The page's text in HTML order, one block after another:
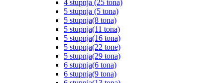
4 stupnja (25 tona)
5 stupnja (5 tona)
5 stupnja(8 tona)
5 stupnja(11 tona)
5 stupnja(16 tona)
5 stupnja(22 tone)
5 stupnja(29 tona)
6 stupnja(6 tona)
6 stupnja(9 tona)